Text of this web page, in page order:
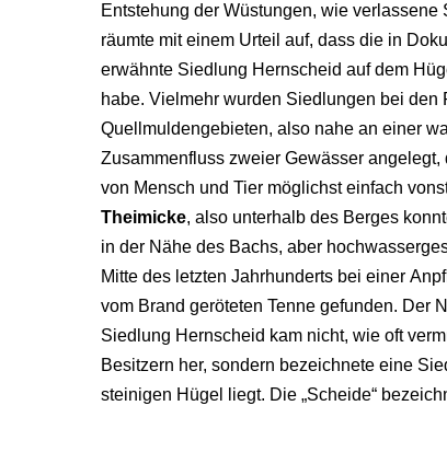
Entstehung der Wüstungen, wie
räumte mit einem Urteil auf, dass die in
erwähnte Siedlung Hernscheid auf dem
habe. Vielmehr wurden Siedlungen bei den
Quellmuldengebieten, also nahe an einer
Zusammenfluss zweier Gewässer
von Mensch und Tier möglichst einfach
Theimicke, also unterhalb des Berges
in der Nähe des Bachs, aber
Mitte des letzten Jahrhunderts bei einer
vom Brand geröteten Tenne gefunden. Der
Siedlung Hernscheid kam nicht, wie oft
Besitzern her, sondern bezeichnete eine
steinigen Hügel liegt. Die „Scheide“